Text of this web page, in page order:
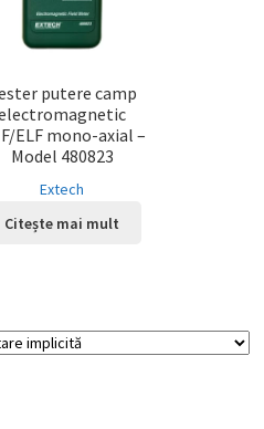
putere camp
ELF mono-axial –
Model 480823
Extech
Citește mai mult